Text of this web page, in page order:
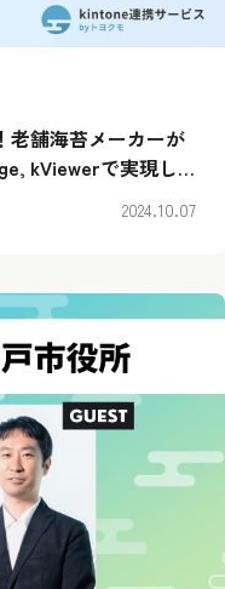
老舗海苔メーカーが
kViewerで実現し
2024.10.07